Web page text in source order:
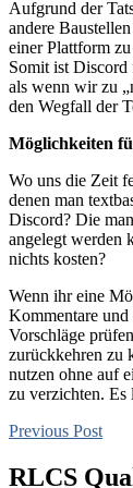
Aufgrund der
andere
einer Plattform
Somit ist Discord
als wenn wir zu
den Wegfall der
Möglichkeiten
Wo uns die Zeit
denen man
Discord? Die
angelegt werden
nichts kosten?
Wenn ihr eine
Kommentare
Vorschläge
zurückkehren zu
nutzen ohne auf
zu verzichten. Es
Previous Post
RLCS